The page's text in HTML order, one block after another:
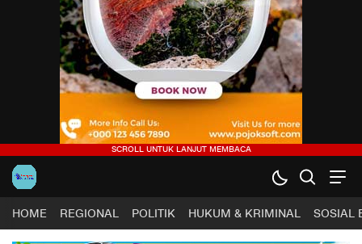
HOME REGIONAL POLITIK HUKUM & KRIMINAL SOSIAL